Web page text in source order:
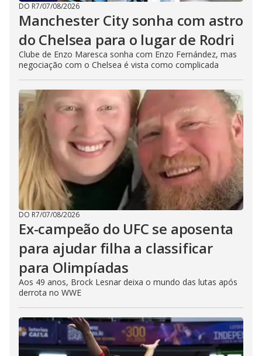
DO R7/07/08/2026
Manchester City sonha com astro
do Chelsea para o lugar de Rodri
Clube de Enzo Maresca sonha com Enzo Fernández, mas
negociação com o Chelsea é vista como complicada
DO R7/07/08/2026
Ex-campeão do UFC se aposenta
para ajudar filha a classificar
para Olimpíadas
Aos 49 anos, Brock Lesnar deixa o mundo das lutas após
derrota no WWE